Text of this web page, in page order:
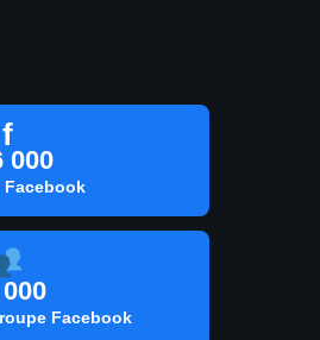
f
000
Facebook
Facebook